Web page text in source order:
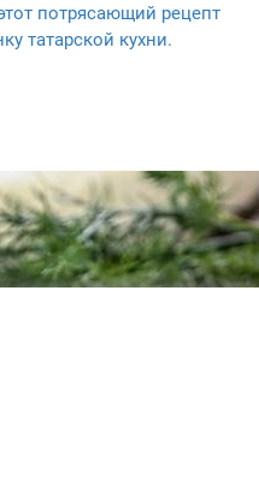
потрясающий рецепт
татарской кухни.